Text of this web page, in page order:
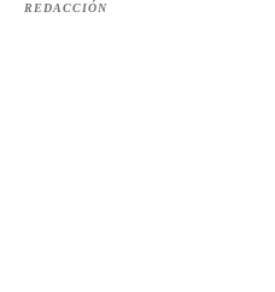
REDACCIÓN